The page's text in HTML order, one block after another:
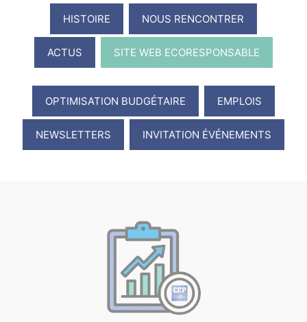
HISTOIRE NOUS RENCONTRER
ACTUS SITE WEB ECORESPONSABLE
OPTIMISATION BUDGÉTAIRE EMPLOIS
NEWSLETTERS INVITATION ÉVÉNEMENTS